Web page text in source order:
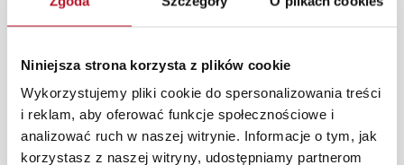
Niniejsza strona korzysta z plików cookie
Wykorzystujemy pliki cookie do spersonalizowania treści
i reklam, aby oferować funkcje społecznościowe i
analizować ruch w naszej witrynie. Informacje o tym, jak
korzystasz z naszej witryny, udostępniamy partnerom
Krzesło Soreno cechuje się eleganckim i nowoczesnym
designem oraz wysoką wygodą, dzięki komfortowemu
siedzisku. Będzie idealnym dopełnieniem pomieszczeń
urządzonych w stylu skandynawskim.
W każdym z salonów mebli Bodzio oferujemy pomoc w